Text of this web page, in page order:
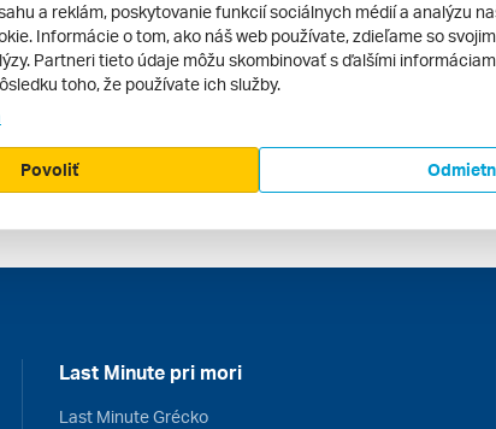
Last Minute pri mori
Last Minute Grécko
a reklám, poskytovanie funkcií sociálnych médií a analýzu
Informácie o tom, ako náš web používate, zdieľame so
Partneri tieto údaje môžu skombinovať s ďalšími
toho, že používate ich služby.
Povoliť